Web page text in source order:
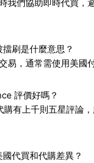
我們協助即時代買，
刷是什麼意思？
易，通常需使用美國
評價好嗎？
有上千則五星評論
代買和代購差異？